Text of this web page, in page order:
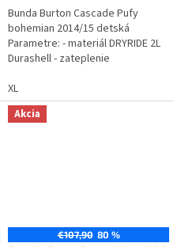
Bunda Burton Cascade Pufy
bohemian 2014/15 detská
Parametre: - materiál DRYRIDE 2L
Durashell - zateplenie
/ 140g rukávy, kapucňa a golier)
-...
XL
Akcia
€107,90 80 %